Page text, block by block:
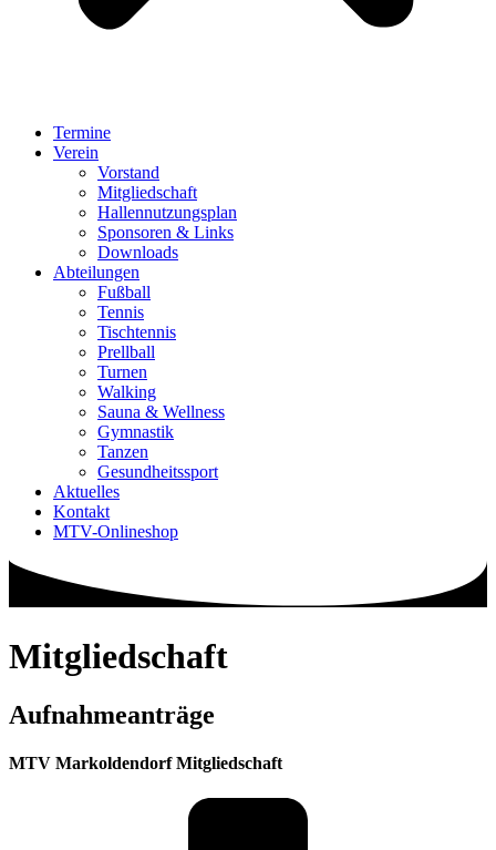
Termine
Verein
Vorstand
Mitgliedschaft
Hallennutzungsplan
Sponsoren & Links
Downloads
Abteilungen
Fußball
Tennis
Tischtennis
Prellball
Turnen
Walking
Sauna & Wellness
Gymnastik
Tanzen
Gesundheitssport
Aktuelles
Kontakt
MTV-Onlineshop
Mitgliedschaft
Aufnahmeanträge
MTV Markoldendorf Mitgliedschaft